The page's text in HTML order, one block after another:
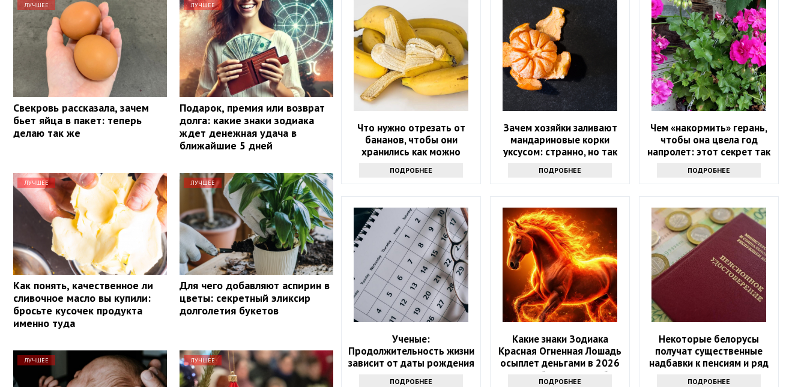
ЛУЧШЕЕ
Свекровь рассказала, зачем
бьет яйца в пакет: теперь
делаю так же
ЛУЧШЕЕ
Подарок, премия или возврат
долга: какие знаки зодиака
ждет денежная удача в
ближайшие 5 дней
ЛУЧШЕЕ
Как понять, качественное ли
сливочное масло вы купили:
бросьте кусочек продукта
именно туда
ЛУЧШЕЕ
Для чего добавляют аспирин в
цветы: секретный эликсир
долголетия букетов
ЛУЧШЕЕ ЛУЧШЕЕ
Что нужно отрезать от
бананов, чтобы они
хранились как можно
маленькая хитрость
ПОДРОБНЕЕ
Зачем хозяйки заливают
мандариновые корки
уксусом: странно, но так
ПОДРОБНЕЕ
Чем «накормить» герань,
чтобы она цвела год
напролет: этот секрет так
ПОДРОБНЕЕ
Ученые:
Продолжительность жизни
зависит от даты рождения
ПОДРОБНЕЕ
Какие знаки Зодиака
Красная Огненная Лошадь
осыплет деньгами в 2026
году: 4 баловня Судьбы
ПОДРОБНЕЕ
Некоторые белорусы
получат существенные
надбавки к пенсиям и ряд
ПОДРОБНЕЕ